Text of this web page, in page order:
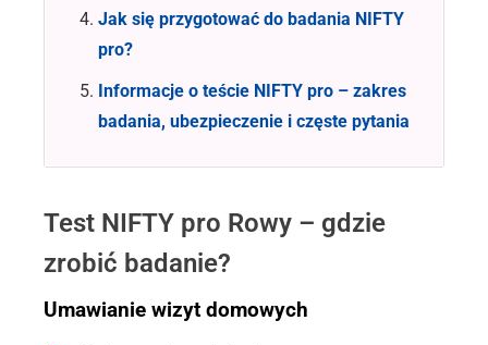
Raty
testDNA
Zobacz opinie naszych Pacjentek >>
Jak się przygotować do badania NIFTY
pro?
Informacje o teście NIFTY pro – zakres
badania, ubezpieczenie i częste pytania
Test NIFTY pro Rowy – gdzie
zrobić badanie?
Umawianie wizyt domowych